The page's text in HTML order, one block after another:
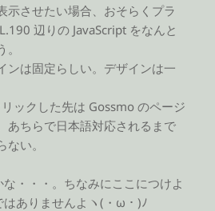
示させたい場合、おそらくプラ
辺りの JavaScript をなんと
ンは固定らしい。デザインは一
ックした先は Gossmo のページ
あちらで日本語対応されるまで
い。
・・・。ちなみにここにつけよ
はありませんよヽ(・ω・)ﾉ